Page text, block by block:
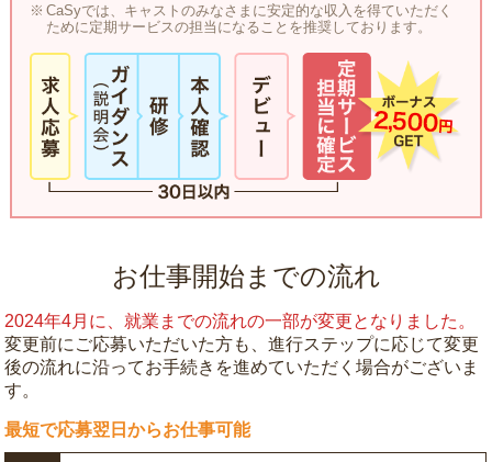
CaSyでは、キャストのみなさまに安定的な収入を得ていただく
ために定期サービスの担当になることを推奨しております。
お仕事開始までの流れ
2024年4月に、就業までの流れの一部が変更となりました。
変更前にご応募いただいた方も、進行ステップに応じて変更
後の流れに沿ってお手続きを進めていただく場合がございま
す。
最短で応募翌日からお仕事可能